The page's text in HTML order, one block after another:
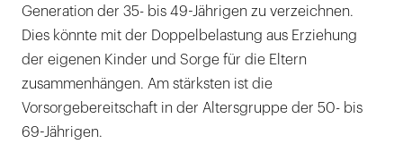
Generation der 35- bis 49-Jährigen zu verzeichnen.
Dies könnte mit der Doppelbelastung aus Erziehung
der eigenen Kinder und Sorge für die Eltern
zusammenhängen. Am stärksten ist die
Vorsorgebereitschaft in der Altersgruppe der 50- bis
69-Jährigen.